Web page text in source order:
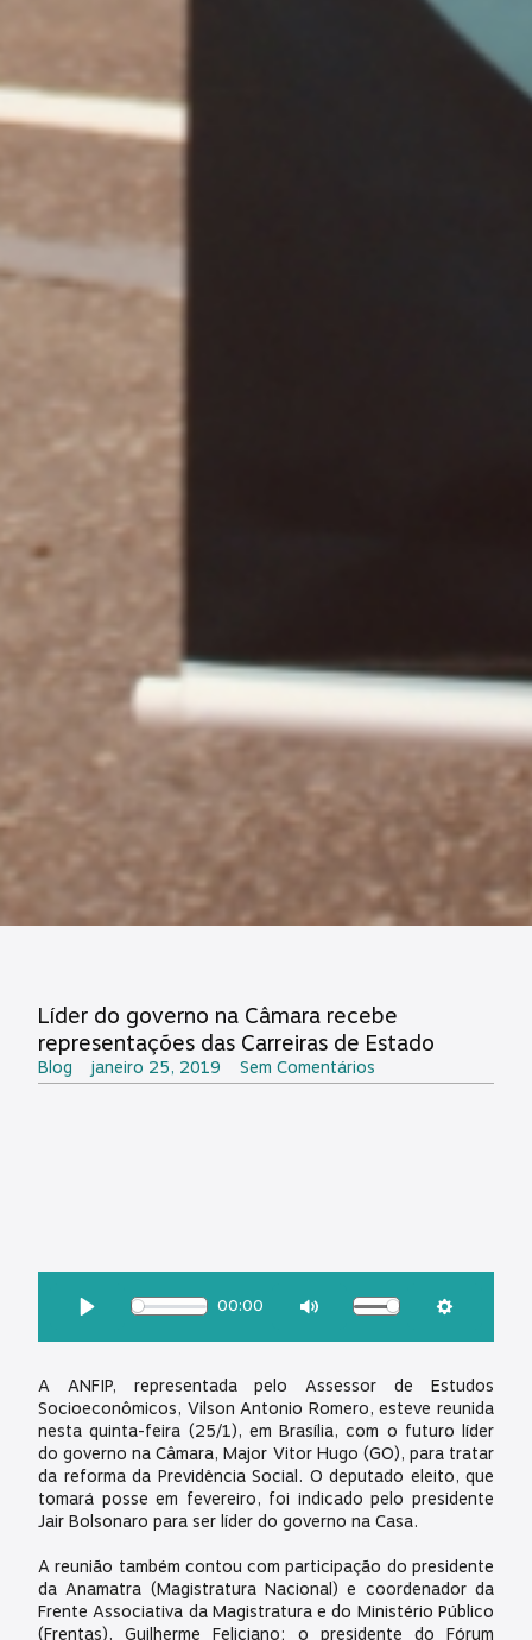
Líder do governo na Câmara recebe
representações das Carreiras de Estado
Blog janeiro 25, 2019 Sem Comentários
00:00
A ANFIP, representada pelo Assessor de Estudos
Socioeconômicos, Vilson Antonio Romero, esteve reunida
nesta quinta-feira (25/1), em Brasília, com o futuro líder
do governo na Câmara, Major Vitor Hugo (GO), para tratar
da reforma da Previdência Social. O deputado eleito, que
tomará posse em fevereiro, foi indicado pelo presidente
Jair Bolsonaro para ser líder do governo na Casa.
A reunião também contou com participação do presidente
da Anamatra (Magistratura Nacional) e coordenador da
Frente Associativa da Magistratura e do Ministério Público
(Frentas), Guilherme Feliciano; o presidente do Fórum